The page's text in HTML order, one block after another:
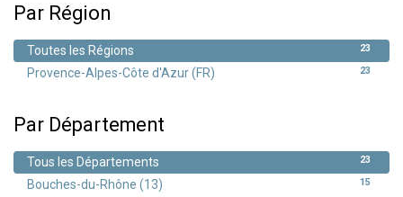
Par Région
23
Toutes les Régions
23
Provence-Alpes-Côte d'Azur (FR)
Par Département
23
Tous les Départements
15
Bouches-du-Rhône (13)